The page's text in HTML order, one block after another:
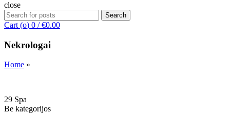
close
Search
for:
Search
Cart (o) 0 / €0.00
Nekrologai
Home »
29 Spa
Be kategorijos